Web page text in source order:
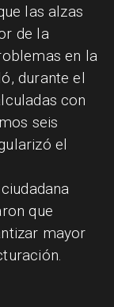
las alzas
de la
en la
durante el
con
seis
el
que
mayor